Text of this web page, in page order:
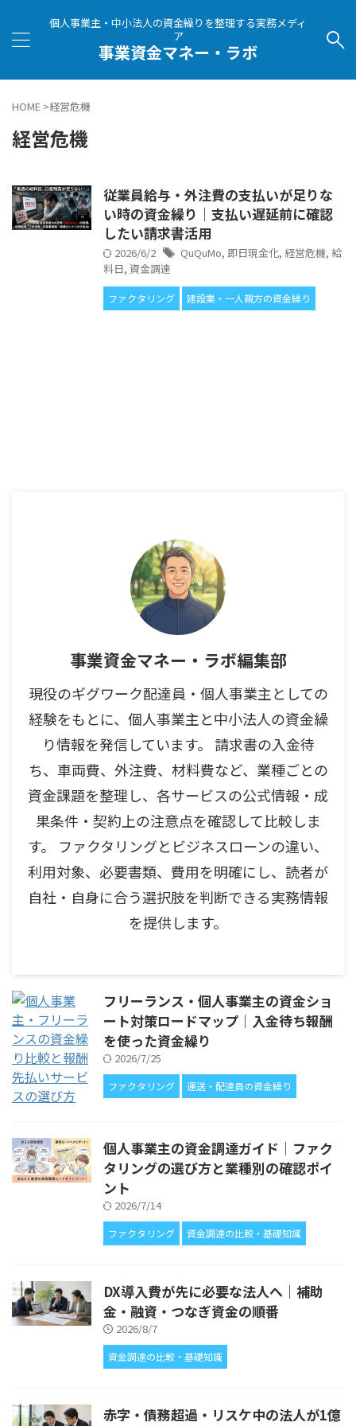
個人事業主・中小法人の資金繰りを整理する実務メディ
ア
事業資金マネー・ラボ
HOME >経営危機
経営危機
従業員給与・外注費の支払いが足りな
い時の資金繰り｜支払い遅延前に確認
したい請求書活用
2026/6/2 QuQuMo, 即日現金化, 経営危機, 給
料日, 資金調達
ファクタリング 建設業・一人親方の資金繰り
事業資金マネー・ラボ編集部
現役のギグワーク配達員・個人事業主としての
経験をもとに、個人事業主と中小法人の資金繰
り情報を発信しています。 請求書の入金待
ち、車両費、外注費、材料費など、業種ごとの
資金課題を整理し、各サービスの公式情報・成
果条件・契約上の注意点を確認して比較しま
す。 ファクタリングとビジネスローンの違い、
利用対象、必要書類、費用を明確にし、読者が
自社・自身に合う選択肢を判断できる実務情報
を提供します。
フリーランス・個人事業主の資金ショ
ート対策ロードマップ｜入金待ち報酬
を使った資金繰り
2026/7/25
ファクタリング 運送・配達員の資金繰り
個人事業主の資金調達ガイド｜ファク
タリングの選び方と業種別の確認ポイ
ント
2026/7/14
ファクタリング 資金調達の比較・基礎知識
DX導入費が先に必要な法人へ｜補助
金・融資・つなぎ資金の順番
2026/8/7
資金調達の比較・基礎知識
赤字・債務超過・リスケ中の法人が1億